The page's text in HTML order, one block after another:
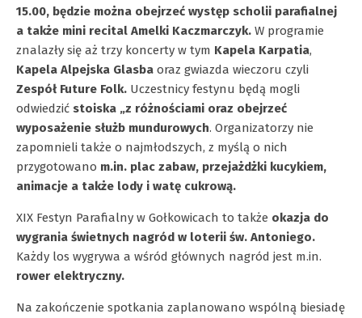
15.00, będzie można obejrzeć występ scholii parafialnej
a także mini recital Amelki Kaczmarczyk. W programie
znalazły się aż trzy koncerty w tym Kapela Karpatia,
Kapela Alpejska Glasba oraz gwiazda wieczoru czyli
Zespół Future Folk. Uczestnicy festynu będą mogli
odwiedzić stoiska „z różnościami oraz obejrzeć
wyposażenie służb mundurowych. Organizatorzy nie
zapomnieli także o najmłodszych, z myślą o nich
przygotowano m.in. plac zabaw, przejażdżki kucykiem,
animacje a także lody i watę cukrową.
XIX Festyn Parafialny w Gołkowicach to także okazja do
wygrania świetnych nagród w loterii św. Antoniego.
Każdy los wygrywa a wśród głównych nagród jest m.in.
rower elektryczny.
Na zakończenie spotkania zaplanowano wspólną biesiadę